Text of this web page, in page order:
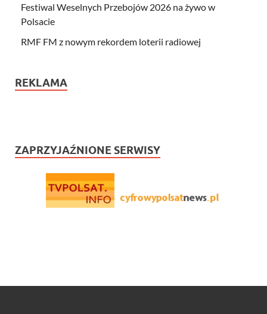
Festiwal Weselnych Przebojów 2026 na żywo w
Polsacie
RMF FM z nowym rekordem loterii radiowej
REKLAMA
ZAPRZYJAŹNIONE SERWISY